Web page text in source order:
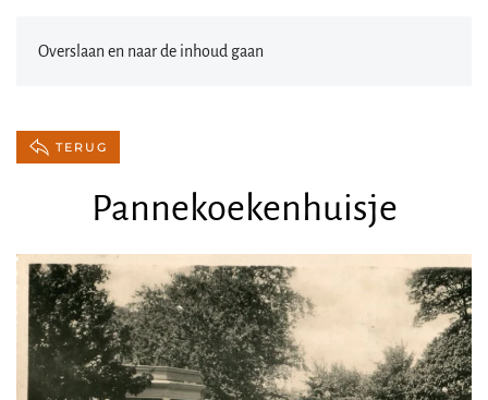
Overslaan en naar de inhoud gaan
TERUG
Pannekoekenhuisje